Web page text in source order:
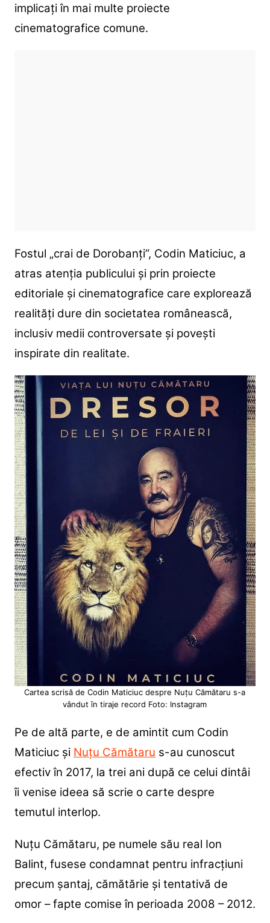
implicați în mai multe proiecte
cinematografice comune.
Fostul „crai de Dorobanți”, Codin Maticiuc, a
atras atenția publicului și prin proiecte
editoriale și cinematografice care explorează
realități dure din societatea românească,
inclusiv medii controversate și povești
inspirate din realitate.
Cartea scrisă de Codin Maticiuc despre Nuțu Cămătaru s-a
vândut în tiraje record Foto: Instagram
Pe de altă parte, e de amintit cum Codin
Maticiuc și Nuțu Cămătaru s-au cunoscut
efectiv în 2017, la trei ani după ce celui dintâi
îi venise ideea să scrie o carte despre
temutul interlop.
Nuțu Cămătaru, pe numele său real Ion
Balint, fusese condamnat pentru infracțiuni
precum șantaj, cămătărie și tentativă de
omor – fapte comise în perioada 2008 – 2012.